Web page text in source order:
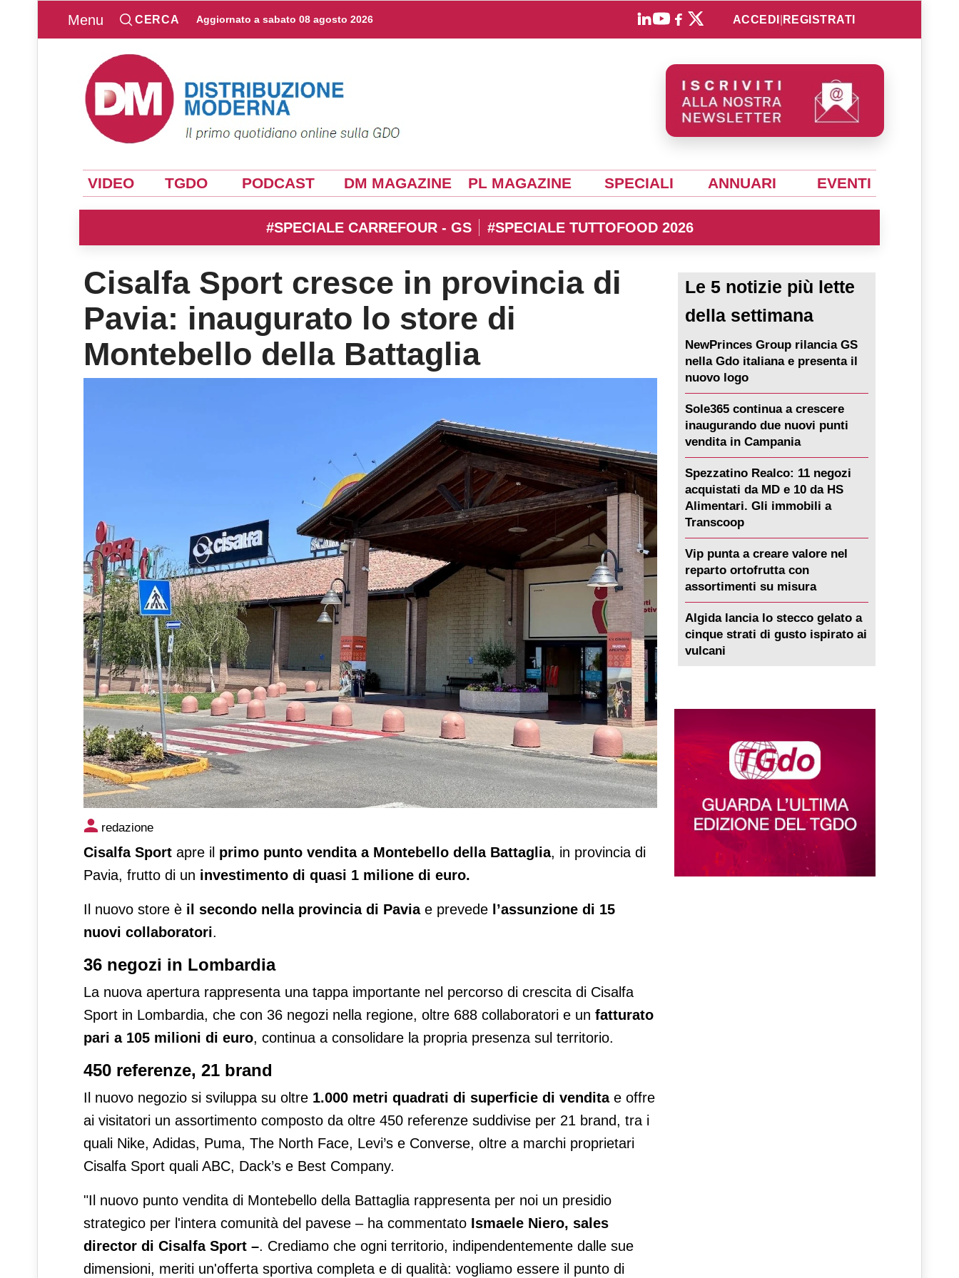
Menu CERCA Aggiornato a sabato 08 agosto 2026 ACCEDI REGISTRATI
VIDEO TGDO PODCAST DM MAGAZINE PL MAGAZINE SPECIALI ANNUARI EVENTI
#SPECIALE CARREFOUR - GS #SPECIALE TUTTOFOOD 2026
Cisalfa Sport cresce in provincia di
Pavia: inaugurato lo store di
Montebello della Battaglia
Cisalfa Sport cresce in provincia di Pavia: inaugurato lo store di
Montebello della Battaglia
redazione
Cisalfa Sport apre il primo punto vendita a Montebello della Battaglia, in provincia di
Pavia, frutto di un investimento di quasi 1 milione di euro.
Il nuovo store è il secondo nella provincia di Paviae prevede l’assunzione di 15
nuovi collaboratori.
36 negozi in Lombardia
La nuova apertura rappresenta una tappa importante nel percorso di crescita di Cisalfa
Sport in Lombardia, che con 36 negozi nella regione, oltre 688 collaboratori e un fatturato
pari a 105 milioni di euro, continua a consolidare la propria presenza sul territorio.
450 referenze, 21 brand
Il nuovo negozio si sviluppa su oltre 1.000 metri quadrati di superficie di vendita e offre
ai visitatori un assortimento composto da oltre 450 referenze suddivise per 21 brand, tra i
quali Nike, Adidas, Puma, The North Face, Levi’s e Converse, oltre a marchi proprietari
Cisalfa Sport quali ABC, Dack’s e Best Company.
"Il nuovo punto vendita di Montebello della Battaglia rappresenta per noi un presidio
strategico per l'intera comunità del pavese – ha commentato Ismaele Niero, sales
director di Cisalfa Sport –. Crediamo che ogni territorio, indipendentemente dalle sue
dimensioni, meriti un'offerta sportiva completa e di qualità: vogliamo essere il punto di
Le 5 notizie più lette
della settimana
NewPrinces Group rilancia GS
nella Gdo italiana e presenta il
nuovo logo
Sole365 continua a crescere
inaugurando due nuovi punti
vendita in Campania
Spezzatino Realco: 11 negozi
acquistati da MD e 10 da HS
Alimentari. Gli immobili a
Transcoop
Vip punta a creare valore nel
reparto ortofrutta con
assortimenti su misura
Algida lancia lo stecco gelato a
cinque strati di gusto ispirato ai
vulcani